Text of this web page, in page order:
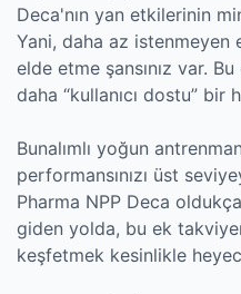
Deca'nın yan etkilerinin
Yani, daha az
elde etme şansınız var.
daha “kullanıcı dostu” bir
Bunalımlı yoğun
performansınızı üst
Pharma NPP Deca
giden yolda, bu ek
keşfetmek kesinlikle